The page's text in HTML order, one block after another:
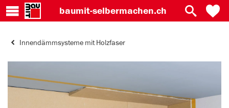
baumit-selbermachen.ch
Innendämmsysteme mit Holzfaser